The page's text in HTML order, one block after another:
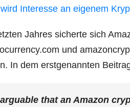
Inter­es­se an eige­nem
Jah­res sicher­te sich
und
In dem erst­ge­nann­ten
arguable that an Ama­zon